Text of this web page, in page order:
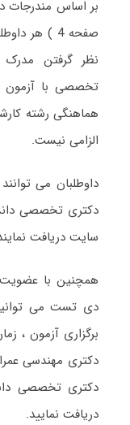
صفحه 4 )
نظر گرفتن مدرک
تخصصی با آزمون
هماهنگی رشته
الزامی نیست.
داوطلبان می
دکتری تخصصی
سایت دریافت
همچنین با
دی تست می
برگزاری آزمون ،
دکتری مهندسی
دکتری تخصصی
دریافت نمایید.